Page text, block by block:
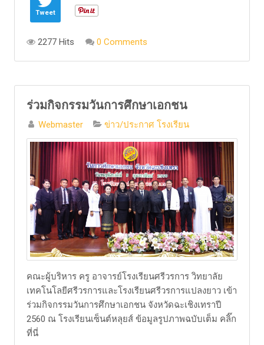
Tweet
2277 Hits 0 Comments
ร่วมกิจกรรมวันการศึกษาเอกชน
Webmaster ข่าว/ประกาศ โรงเรียน
​คณะผู้บริหาร ครู อาจารย์โรงเรียนศรีวรการ วิทยาลัย
เทคโนโลยีศรีวรการและโรงเรียนศรีวรการแปลงยาว เข้า
ร่วมกิจกรรมวันการศึกษาเอกชน จังหวัดฉะเชิงเทราปี
2560 ณ โรงเรียนเซ็นต์หลุยส์ ข้อมูลรูปภาพฉบับเต็ม คลิ๊ก
ที่นี่